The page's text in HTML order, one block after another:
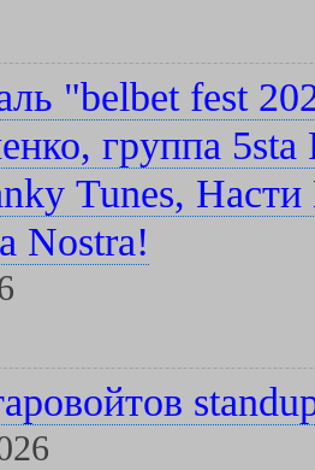
"belbet fest
группа
Tunes, Насти
Nostra!